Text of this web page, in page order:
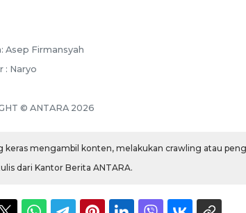
Asep Firmansyah
: Naryo
© ANTARA 2026
keras mengambil konten, melakukan crawling atau
dari Kantor Berita ANTARA.